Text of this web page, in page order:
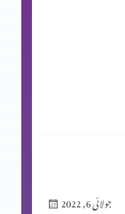
جولائی 6, 2022